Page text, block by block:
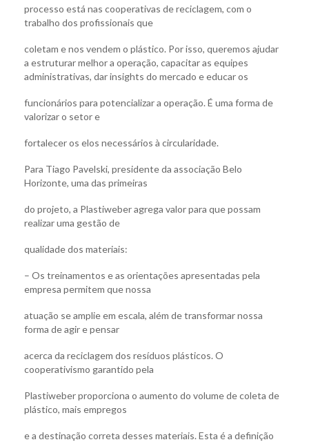
processo está nas cooperativas de reciclagem, com o
trabalho dos profissionais que
coletam e nos vendem o plástico. Por isso, queremos ajudar
a estruturar melhor a operação, capacitar as equipes
administrativas, dar insights do mercado e educar os
funcionários para potencializar a operação. É uma forma de
valorizar o setor e
fortalecer os elos necessários à circularidade.
Para Tiago Pavelski, presidente da associação Belo
Horizonte, uma das primeiras
do projeto, a Plastiweber agrega valor para que possam
realizar uma gestão de
qualidade dos materiais:
– Os treinamentos e as orientações apresentadas pela
empresa permitem que nossa
atuação se amplie em escala, além de transformar nossa
forma de agir e pensar
acerca da reciclagem dos resíduos plásticos. O
cooperativismo garantido pela
Plastiweber proporciona o aumento do volume de coleta de
plástico, mais empregos
e a destinação correta desses materiais. Esta é a definição